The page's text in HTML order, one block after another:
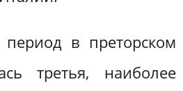
период в преторском
третья, наиболее